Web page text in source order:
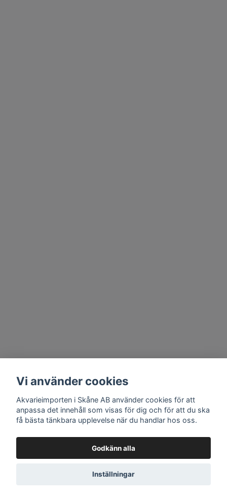
Vi använder cookies
Akvarieimporten i Skåne AB använder cookies för att
anpassa det innehåll som visas för dig och för att du ska
få bästa tänkbara upplevelse när du handlar hos oss.
Godkänn alla
Inställningar